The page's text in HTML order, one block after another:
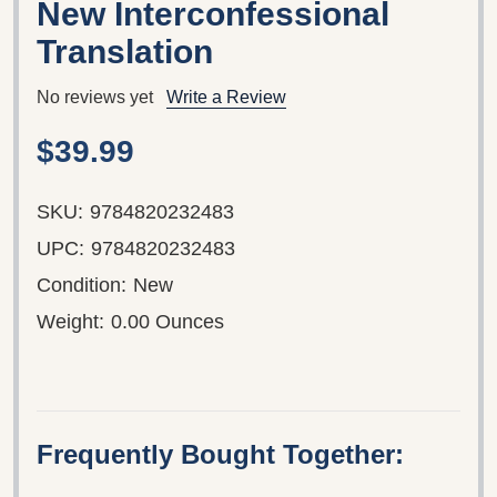
New Interconfessional
Translation
No reviews yet Write a Review
$39.99
SKU: 9784820232483
UPC: 9784820232483
Condition: New
Weight: 0.00 Ounces
Frequently Bought Together: